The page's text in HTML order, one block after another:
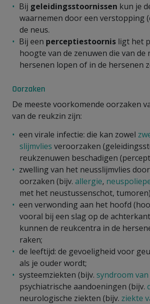
Bij geleidingsstoornissen kun je
waarnemen door een verstopping
de neus.
Bij een perceptiestoornis ligt het
hoogte van de zenuwen die van de
hersenen lopen of in de hersenen
Oorzaken
De meeste voorkomende oorzaken
van de reukzin zijn:
een virale infectie: die kan zowel
slijmvlies veroorzaken
reukzenuwen beschadigen
zwelling van het neusslijmvlies
oorzaken (bijv. allergie,
met het neustussenschot,
een verwonding aan het hoofd
vooral bij een slag op de
kunnen de reukcentra in de
raken;
de leeftijd: de gevoeligheid voor
als je ouder wordt;
systeemziekten (bijv. syndroom
psychiatrische aandoeningen (bijv.
neurologische ziekten (bijv. ziekte